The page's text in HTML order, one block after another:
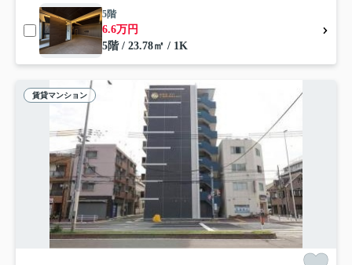
5階
6.6万円
5階 / 23.78㎡ / 1K
賃貸マンション